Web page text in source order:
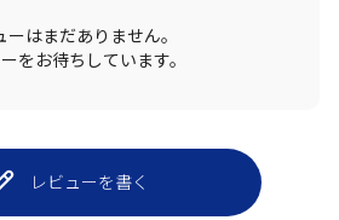
ーはまだありません。
をお待ちしています。
レビューを書く